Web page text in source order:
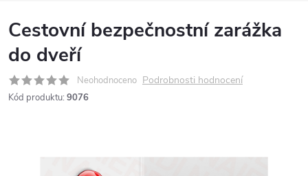
Cestovní bezpečnostní zarážka
do dveří
Neohodnoceno Podrobnosti hodnocení
Kód produktu: 9076